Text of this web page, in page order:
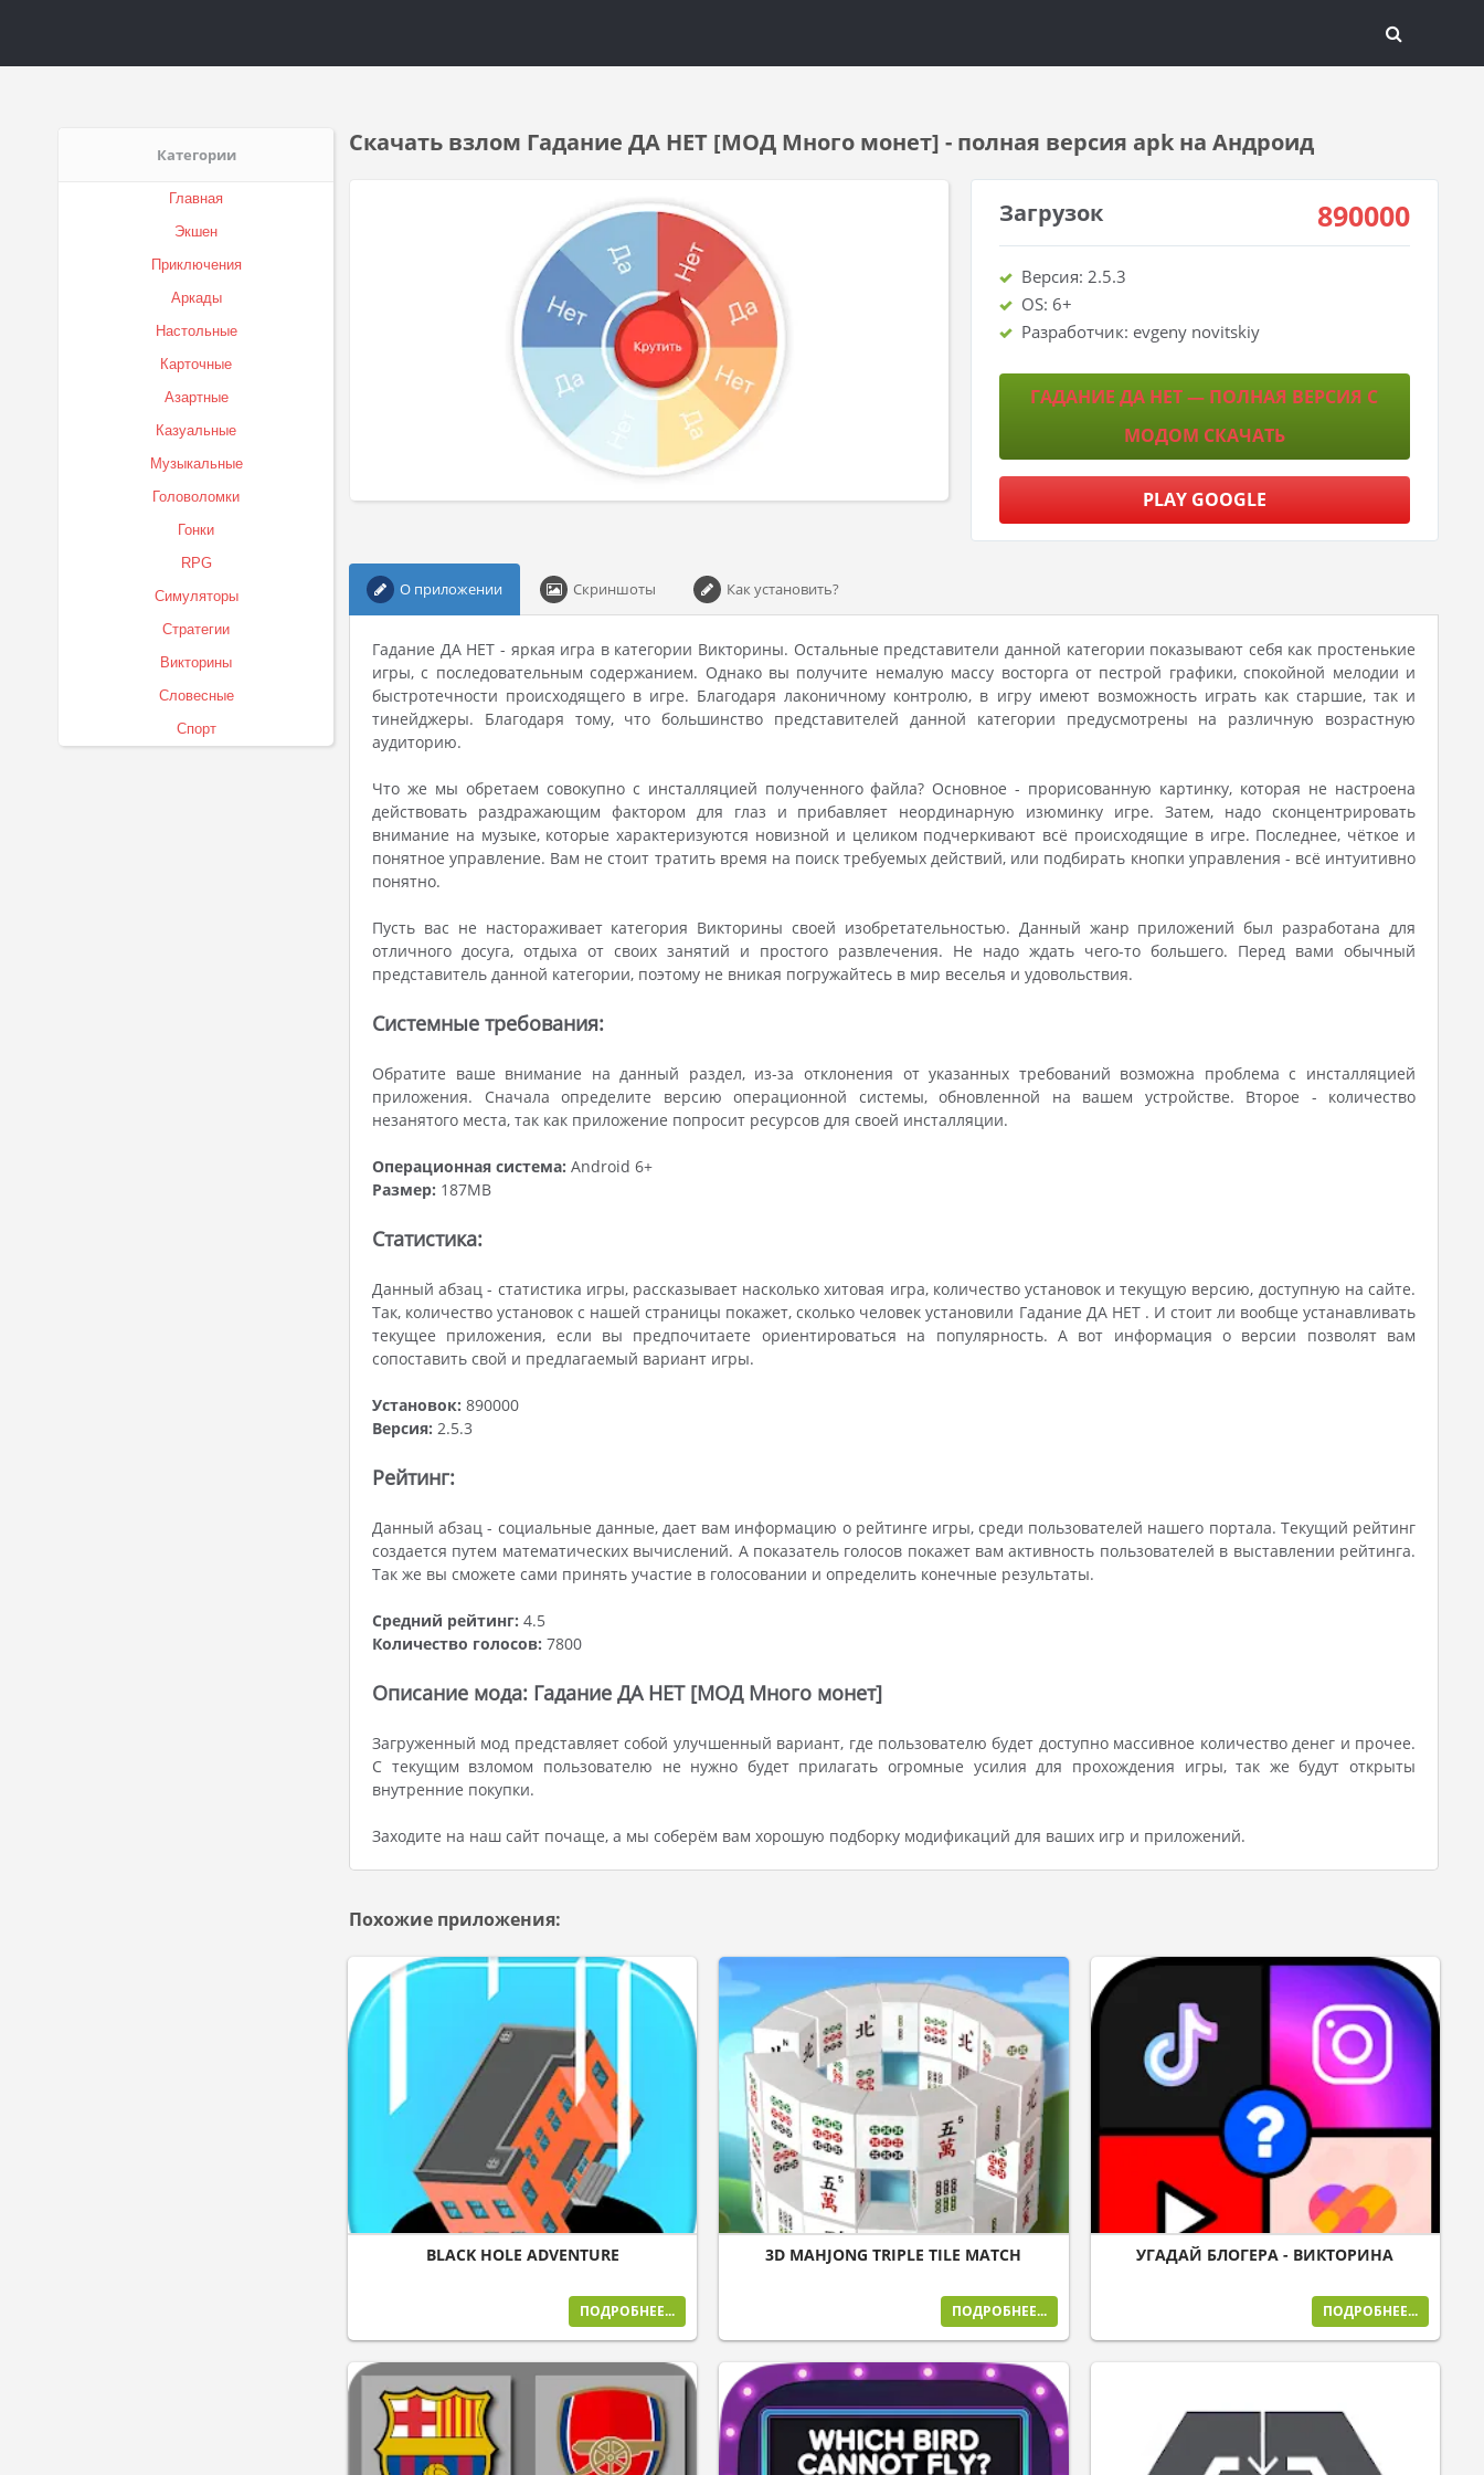
Категории
Главная
Экшен
Приключения
Аркады
Настольные
Карточные
Азартные
Казуальные
Музыкальные
Головоломки
Гонки
RPG
Симуляторы
Стратегии
Викторины
Словесные
Спорт
Скачать взлом Гадание ДА НЕТ [МОД Много монет] - полная версия apk на Андроид
Загрузок 890000
Версия: 2.5.3
OS: 6+
Разработчик: evgeny novitskiy
ГАДАНИЕ ДА НЕТ — ПОЛНАЯ ВЕРСИЯ С
МОДОМ СКАЧАТЬ
PLAY GOOGLE
О приложении Скриншоты Как установить?
Гадание ДА НЕТ - яркая игра в категории Викторины. Остальные представители данной категории показывают себя как простенькие
игры, с последовательным содержанием. Однако вы получите немалую массу восторга от пестрой графики, спокойной мелодии и
быстротечности происходящего в игре. Благодаря лаконичному контролю, в игру имеют возможность играть как старшие, так и
тинейджеры. Благодаря тому, что большинство представителей данной категории предусмотрены на различную возрастную
аудиторию.
Что же мы обретаем совокупно с инсталляцией полученного файла? Основное - прорисованную картинку, которая не настроена
действовать раздражающим фактором для глаз и прибавляет неординарную изюминку игре. Затем, надо сконцентрировать
внимание на музыке, которые характеризуются новизной и целиком подчеркивают всё происходящие в игре. Последнее, чёткое и
понятное управление. Вам не стоит тратить время на поиск требуемых действий, или подбирать кнопки управления - всё интуитивно
понятно.
Пусть вас не настораживает категория Викторины своей изобретательностью. Данный жанр приложений был разработана для
отличного досуга, отдыха от своих занятий и простого развлечения. Не надо ждать чего-то большего. Перед вами обычный
представитель данной категории, поэтому не вникая погружайтесь в мир веселья и удовольствия.
Системные требования:
Обратите ваше внимание на данный раздел, из-за отклонения от указанных требований возможна проблема с инсталляцией
приложения. Сначала определите версию операционной системы, обновленной на вашем устройстве. Второе - количество
незанятого места, так как приложение попросит ресурсов для своей инсталляции.
Операционная система: Android 6+
Размер: 187MB
Статистика:
Данный абзац - статистика игры, рассказывает насколько хитовая игра, количество установок и текущую версию, доступную на сайте.
Так, количество установок с нашей страницы покажет, сколько человек установили Гадание ДА НЕТ . И стоит ли вообще устанавливать
текущее приложения, если вы предпочитаете ориентироваться на популярность. А вот информация о версии позволят вам
сопоставить свой и предлагаемый вариант игры.
Установок: 890000
Версия: 2.5.3
Рейтинг:
Данный абзац - социальные данные, дает вам информацию о рейтинге игры, среди пользователей нашего портала. Текущий рейтинг
создается путем математических вычислений. А показатель голосов покажет вам активность пользователей в выставлении рейтинга.
Так же вы сможете сами принять участие в голосовании и определить конечные результаты.
Средний рейтинг: 4.5
Количество голосов: 7800
Описание мода: Гадание ДА НЕТ [МОД Много монет]
Загруженный мод представляет собой улучшенный вариант, где пользователю будет доступно массивное количество денег и прочее.
С текущим взломом пользователю не нужно будет прилагать огромные усилия для прохождения игры, так же будут открыты
внутренние покупки.
Заходите на наш сайт почаще, а мы соберём вам хорошую подборку модификаций для ваших игр и приложений.
Похожие приложения:
BLACK HOLE ADVENTURE
ПОДРОБНЕЕ...
3D MAHJONG TRIPLE TILE MATCH
ПОДРОБНЕЕ...
УГАДАЙ БЛОГЕРА - ВИКТОРИНА
ПОДРОБНЕЕ...